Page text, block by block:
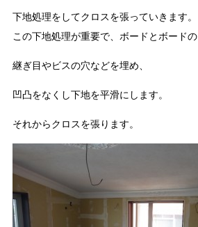
下地処理をしてクロスを張っていきます。
この下地処理が重要で、ボードとボードの
継ぎ目やビスの穴などを埋め、
凹凸をなくし下地を平滑にします。
それからクロスを張ります。